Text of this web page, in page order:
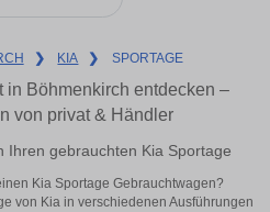
❯ KIA ❯ SPORTAGE
in Böhmenkirch entdecken –
von privat & Händler
Ihren gebrauchten Kia Sportage
Kia Sportage Gebrauchtwagen?
von Kia in verschiedenen Ausführungen